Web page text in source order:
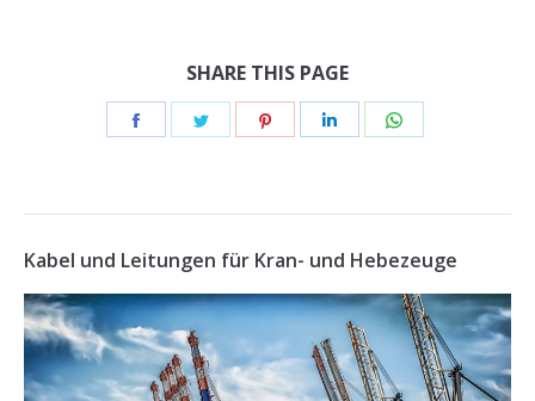
SHARE THIS PAGE
Teilen
Teilen
Teilen
Teilen
Kabel und Leitungen für Kran- und Hebezeuge